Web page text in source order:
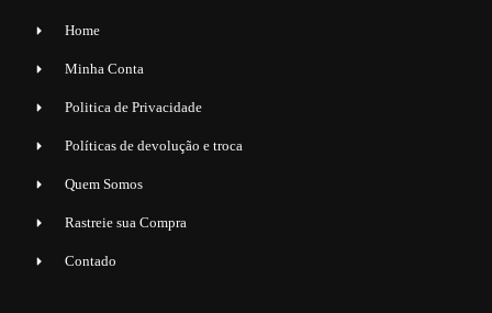
Home
Minha Conta
Politica de Privacidade
Políticas de devolução e troca
Quem Somos
Rastreie sua Compra
Contado